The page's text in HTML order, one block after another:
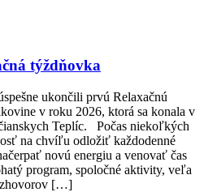
týždňovka
ukončili prvú Relaxačnú
v roku 2026, ktorá sa konala v
Teplíc. Počas niekoľkých
na chvíľu odložiť každodenné
novú energiu a venovať čas
program, spoločné aktivity, veľa
[…]